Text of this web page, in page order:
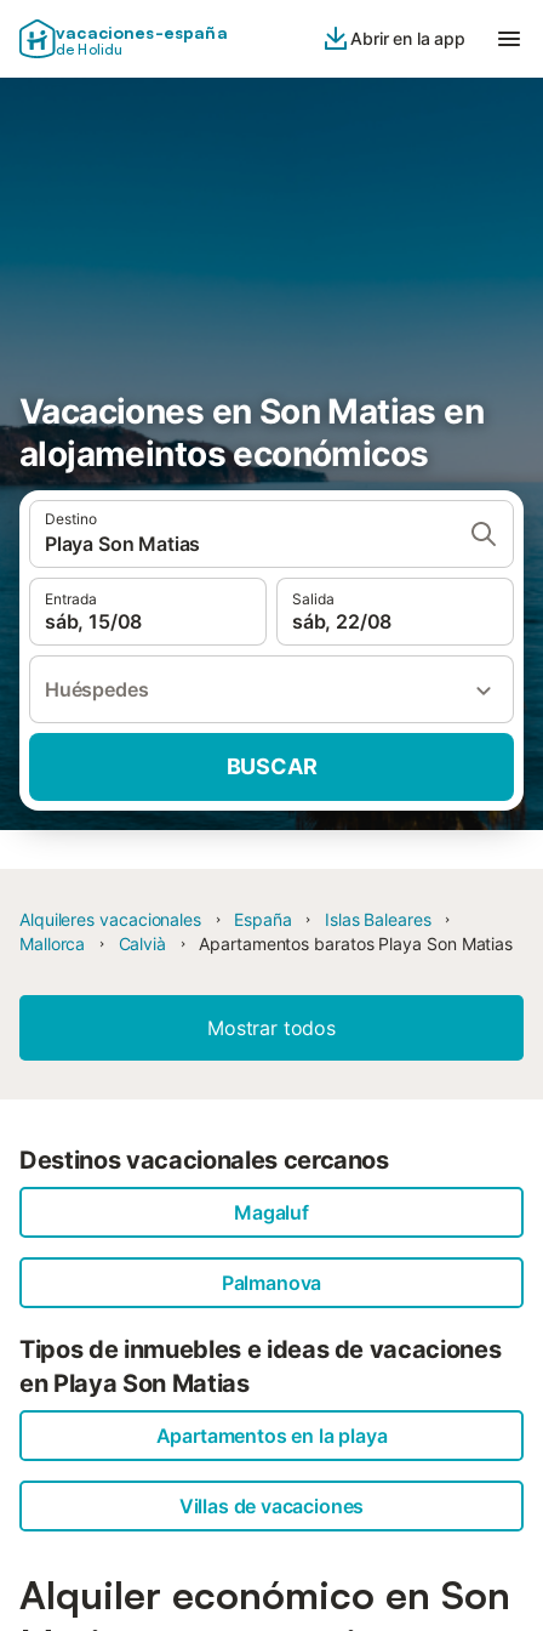
vacaciones-españa
de Holidu
Abrir en la app
Vacaciones en Son Matias en
alojameintos económicos
Destino
Playa Son Matias
Entrada
sáb, 15/08
Salida
sáb, 22/08
Huéspedes
BUSCAR
Alquileres vacacionales España
Islas Baleares
Mallorca
Calvià Apartamentos baratos Playa Son Matias
Mostrar todos
Destinos vacacionales cercanos
Magaluf
Palmanova
Tipos de inmuebles e ideas de vacaciones
en Playa Son Matias
Apartamentos en la playa
Villas de vacaciones
Alquiler económico en Son